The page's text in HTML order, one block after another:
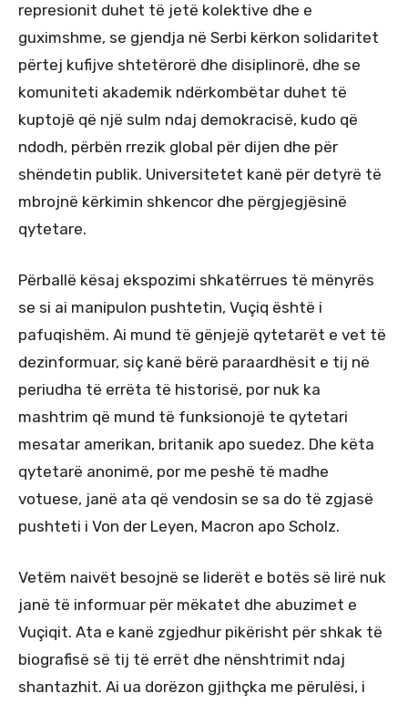
represionit duhet të jetë kolektive dhe e
guximshme, se gjendja në Serbi kërkon solidaritet
përtej kufijve shtetërorë dhe disiplinorë, dhe se
komuniteti akademik ndërkombëtar duhet të
kuptojë që një sulm ndaj demokracisë, kudo që
ndodh, përbën rrezik global për dijen dhe për
shëndetin publik. Universitetet kanë për detyrë të
mbrojnë kërkimin shkencor dhe përgjegjësinë
qytetare.
Përballë kësaj ekspozimi shkatërrues të mënyrës
se si ai manipulon pushtetin, Vuçiq është i
pafuqishëm. Ai mund të gënjejë qytetarët e vet të
dezinformuar, siç kanë bërë paraardhësit e tij në
periudha të errëta të historisë, por nuk ka
mashtrim që mund të funksionojë te qytetari
mesatar amerikan, britanik apo suedez. Dhe këta
qytetarë anonimë, por me peshë të madhe
votuese, janë ata që vendosin se sa do të zgjasë
pushteti i Von der Leyen, Macron apo Scholz.
Vetëm naivët besojnë se liderët e botës së lirë nuk
janë të informuar për mëkatet dhe abuzimet e
Vuçiqit. Ata e kanë zgjedhur pikërisht për shkak të
biografisë së tij të errët dhe nënshtrimit ndaj
shantazhit. Ai ua dorëzon gjithçka me përulësi, i